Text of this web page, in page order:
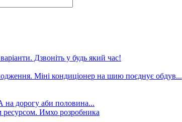
Дзвоніть у будь який час!
Міні кондиціонер на шию поєднує обдув...
на дорогу аби половина...
Имхо розробника